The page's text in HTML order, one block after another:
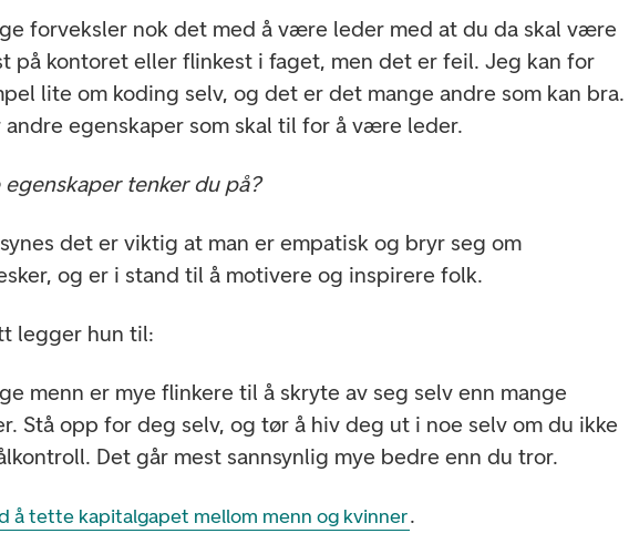
forveksler nok det med å være leder med at du da skal være
på kontoret eller flinkest i faget, men det er feil. Jeg kan for
lite om koding selv, og det er det mange andre som kan bra.
andre egenskaper som skal til for å være leder.
egenskaper tenker du på?
det er viktig at man er empatisk og bryr seg om
og er i stand til å motivere og inspirere folk.
legger hun til:
menn er mye flinkere til å skryte av seg selv enn mange
Stå opp for deg selv, og tør å hiv deg ut i noe selv om du ikke
Det går mest sannsynlig mye bedre enn du tror.
å tette kapitalgapet mellom menn og kvinner.